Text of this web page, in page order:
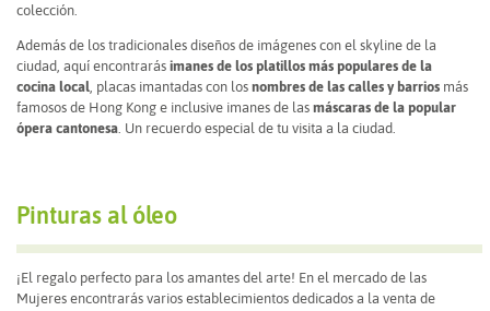
colección.
Además de los tradicionales diseños de imágenes con el skyline de la
ciudad, aquí encontrarás imanes de los platillos más populares de la
cocina local , placas imantadas con los nombres de las calles y barrios más
famosos de Hong Kong e inclusive imanes de las máscaras de la popular
ópera cantonesa . Un recuerdo especial de tu visita a la ciudad.
Pinturas al óleo
¡El regalo perfecto para los amantes del arte! En el mercado de las
Mujeres encontrarás varios establecimientos dedicados a la venta de